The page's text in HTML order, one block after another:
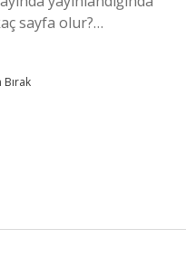
sayfa olur?…